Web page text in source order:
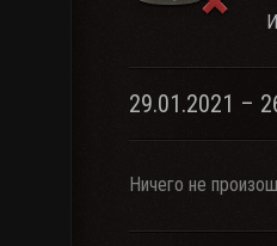
29.01.2021 –
Ничего не